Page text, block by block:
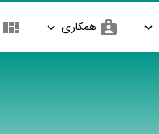
همکاری